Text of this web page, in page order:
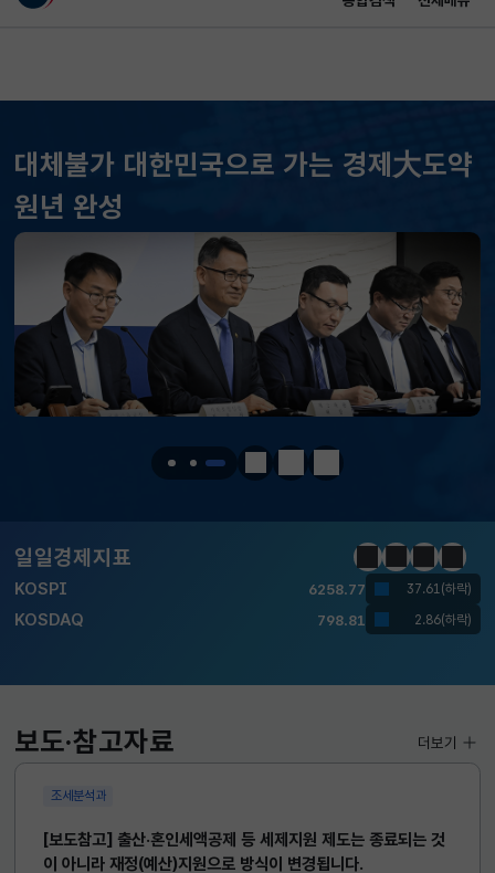
대체불가 대한민국으로 가는 경제大도약
원년 완성
정지 이전 다음
일일경제지표
KOSPI 6258.77 37.61(하락)
KOSDAQ 798.81 2.86(하락)
3.746
1417.7000
KOSPI 6258.77 37.61(하락)
KOSDAQ 798.81 2.86(하락)
달러-원 1417.7000 6.1000(하락)
KOSPI 6258.77 37.61(하락)
KOSDAQ
국고채(3년) 3.746
정지이전다음일일경
보도·참고자료
조세분석과
[보도참고] 출산·혼인세액공제 등 세제지원 제도는 종료되는 것
이 아니라 재정(예산)지원으로 방식이 변경됩니다.
더보기